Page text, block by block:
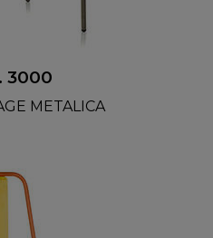
3000
METALICA